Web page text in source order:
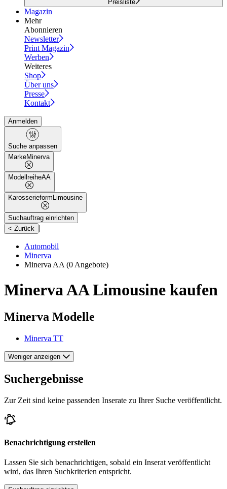
Preisliste
Magazin
Mehr
Abonnieren
Newsletter
Print Magazin
Werben
Weiteres
Shop
Über uns
Presse
Kontakt
Anmelden
Suche anpassen
MarkeMinerva
ModellreiheAA
Karosserieform Limousine
Suchauftrag einrichten
< Zurück |
Automobil
Minerva
Minerva AA (0 Angebote)
Minerva AA Limousine kaufen
Minerva Modelle
Minerva TT
Weniger anzeigen
Suchergebnisse
Zur Zeit sind keine passenden Inserate zu Ihrer Suche veröffentlicht.
Benachrichtigung erstellen
Lassen Sie sich benachrichtigen, sobald ein Inserat veröffentlicht
wird, das Ihren Suchkriterien entspricht.